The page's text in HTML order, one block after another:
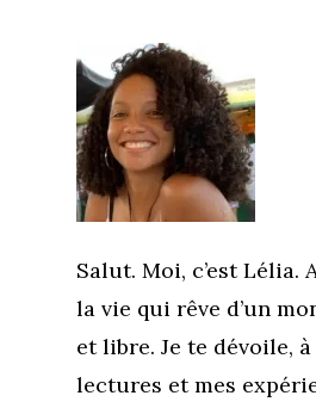
Salut. Moi, c’est Lélia.
la vie qui rêve d’un
et libre. Je te dévoile,
lectures et mes